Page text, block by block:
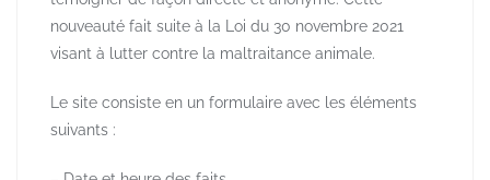
nouveauté fait suite à la Loi du 30 novembre 2021
visant à lutter contre la maltraitance animale.
Le site consiste en un formulaire avec les éléments
suivants :